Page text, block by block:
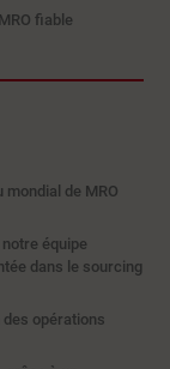
fiable
mondial de MRO
équipe
dans le sourcing
opérations